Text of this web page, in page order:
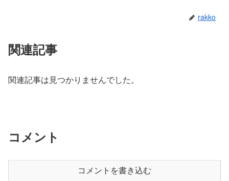
rakko
関連記事
関連記事は見つかりませんでした。
コメント
コメントを書き込む